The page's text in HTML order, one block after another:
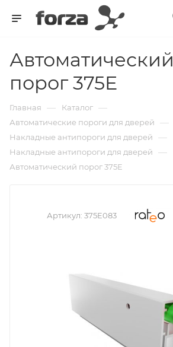
Автоматический
порог 375E
Главная — Каталог —
Автоматические пороги для дверей —
Накладные антипороги для дверей —
Накладные антипороги для дверей —
Автоматический порог 375E
Артикул: 375E083